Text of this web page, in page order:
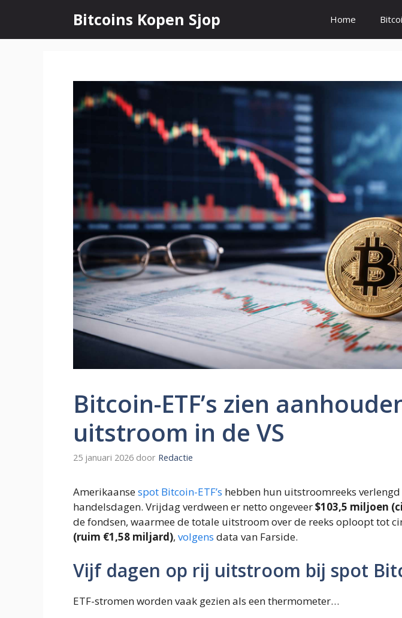
de
Bitcoins Kopen Sjop Home
Bitcoin-ETF’s zien
uitstroom in de VS
25 januari 2026 door Redactie
Amerikaansespot Bitcoin-ETF’s hebben hun uitstroomreeks
handelsdagen. Vrijdag verdween er netto ongeveer$103,5 miljoen
de fondsen, waarmee de totale uitstroom over de reeks oploopt tot
(ruim €1,58 miljard), volgens data van Farside.
Vijf dagen op rij uitstroom bij spot
ETF-stromen worden vaak gezien als een thermometer…